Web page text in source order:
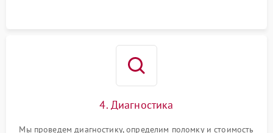
4. Диагностика
Мы проведем диагностику, определим поломку и стоимость